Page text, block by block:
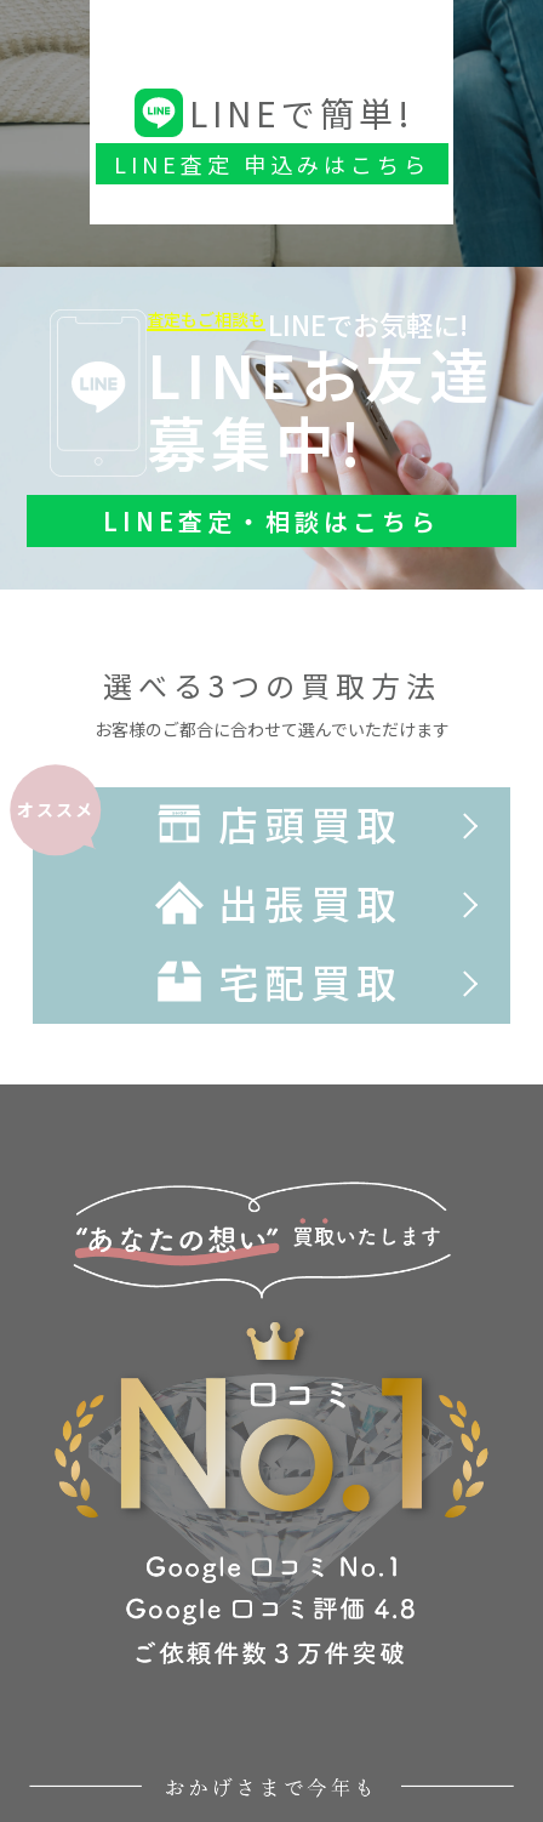
LINEで簡単!
LINE査定 申込みはこちら
査定もご相談も LINEでお気軽に!
LINEお友達
募集中!
LINE査定・相談はこちら
選べる3つの買取方法
お客様のご都合に合わせて選んでいただけます
オススメ
店頭買取
出張買取
宅配買取